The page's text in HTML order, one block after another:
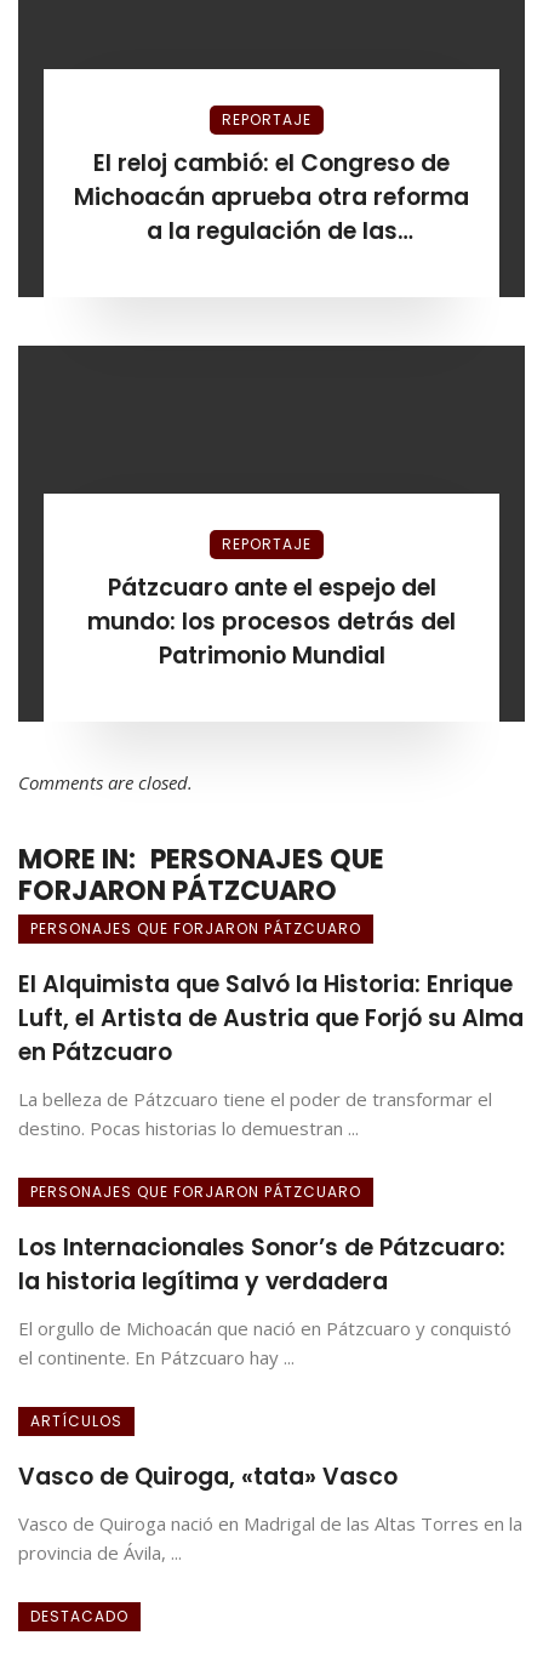
REPORTAJE
El reloj cambió: el Congreso de
Michoacán aprueba otra reforma
a la regulación de las
REPORTAJE
Pátzcuaro ante el espejo del
mundo: los procesos detrás del
Patrimonio Mundial
Comments are closed.
MORE IN: PERSONAJES QUE
FORJARON PÁTZCUARO
PERSONAJES QUE FORJARON PÁTZCUARO
El Alquimista que Salvó la Historia: Enrique
Luft, el Artista de Austria que Forjó su Alma
en Pátzcuaro
La belleza de Pátzcuaro tiene el poder de transformar el
destino. Pocas historias lo demuestran ...
PERSONAJES QUE FORJARON PÁTZCUARO
Los Internacionales Sonor’s de Pátzcuaro:
la historia legítima y verdadera
El orgullo de Michoacán que nació en Pátzcuaro y conquistó
el continente. En Pátzcuaro hay ...
ARTÍCULOS
Vasco de Quiroga, «tata» Vasco
Vasco de Quiroga nació en Madrigal de las Altas Torres en la
provincia de Ávila, ...
DESTACADO